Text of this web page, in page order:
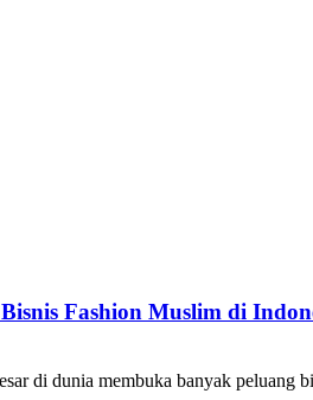
Fashion Muslim di
di dunia membuka banyak peluang